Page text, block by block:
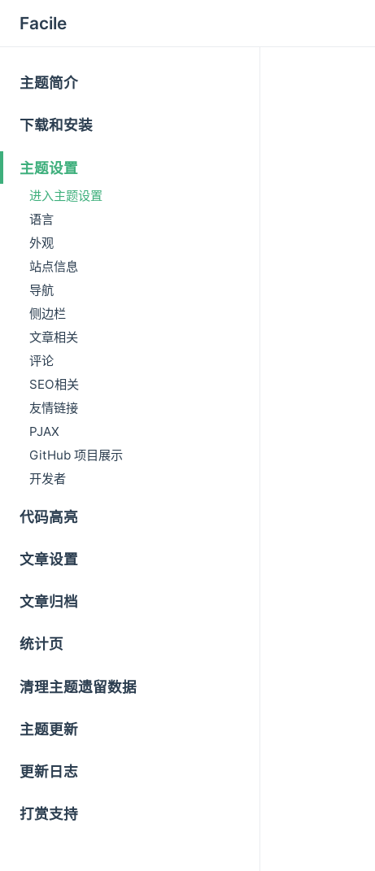
Facile
主题简介
下载和安装
主题设置
进入主题设置
语言
外观
站点信息
导航
侧边栏
文章相关
评论
SEO相关
友情链接
PJAX
GitHub 项目展示
开发者
代码高亮
文章设置
文章归档
统计页
清理主题遗留数据
主题更新
更新日志
打赏支持